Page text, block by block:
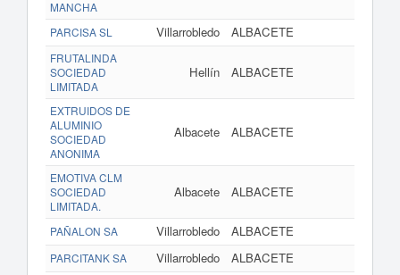
MANCHA
PARCISA SL Villarrobledo ALBACETE
FRUTALINDA
SOCIEDAD
LIMITADA
Hellín ALBACETE
EXTRUIDOS DE
ALUMINIO
SOCIEDAD
ANONIMA
Albacete ALBACETE
EMOTIVA CLM
SOCIEDAD
LIMITADA.
Albacete ALBACETE
PAÑALON SA Villarrobledo ALBACETE
PARCITANK SA Villarrobledo ALBACETE